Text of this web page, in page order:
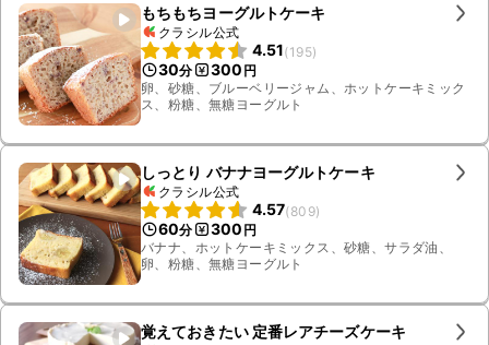
もちもちヨーグルトケーキ
クラシル公式
4.51(195)
30分 300 円
卵、砂糖、ブルーベリージャム、ホットケーキミック
ス、粉糖、無糖ヨーグルト
しっとり バナナヨーグルトケーキ
クラシル公式
4.57(809)
60分 300 円
バナナ、ホットケーキミックス、砂糖、サラダ油、
卵、粉糖、無糖ヨーグルト
覚えておきたい 定番レアチーズケーキ